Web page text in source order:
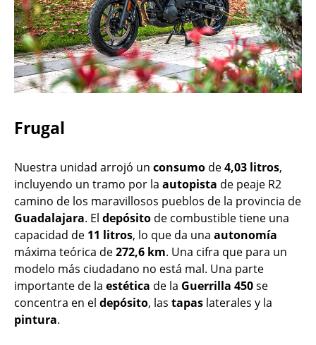
Frugal
Nuestra unidad arrojó un consumo de4,03 litros,
incluyendo un tramo por la autopista de peaje R2
camino de los maravillosos pueblos de la provincia de
Guadalajara. El depósito de combustible tiene una
capacidad de 11 litros, lo que da una autonomía
máxima teórica de272,6 km. Una cifra que para un
modelo más ciudadano no está mal. Una parte
importante de la estética de la Guerrilla 450se
concentra en el depósito, las tapas laterales y la
pintura.